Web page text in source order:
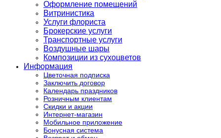
Оформление помещений
Витринистика
Услуги флориста
Брокерские услуги
Транспортные услуги
Воздушные шары
Композиции из сухоцветов
Информация
Цветочная подписка
Заключить договор
Календарь праздников
Розничным клиентам
Скидки и акции
Интернет-магазин
Мобильное приложение
Бонусная система